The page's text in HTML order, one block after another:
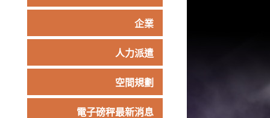
企業
人力派遣
空間規劃
電子磅秤最新消息